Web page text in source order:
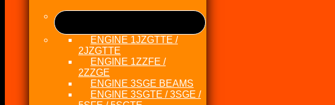
ENGINE 1JZGTTE /
2JZGTTE
ENGINE 1ZZFE /
2ZZGE
ENGINE 3SGE BEAMS
ENGINE 3SGTE / 3SGE /